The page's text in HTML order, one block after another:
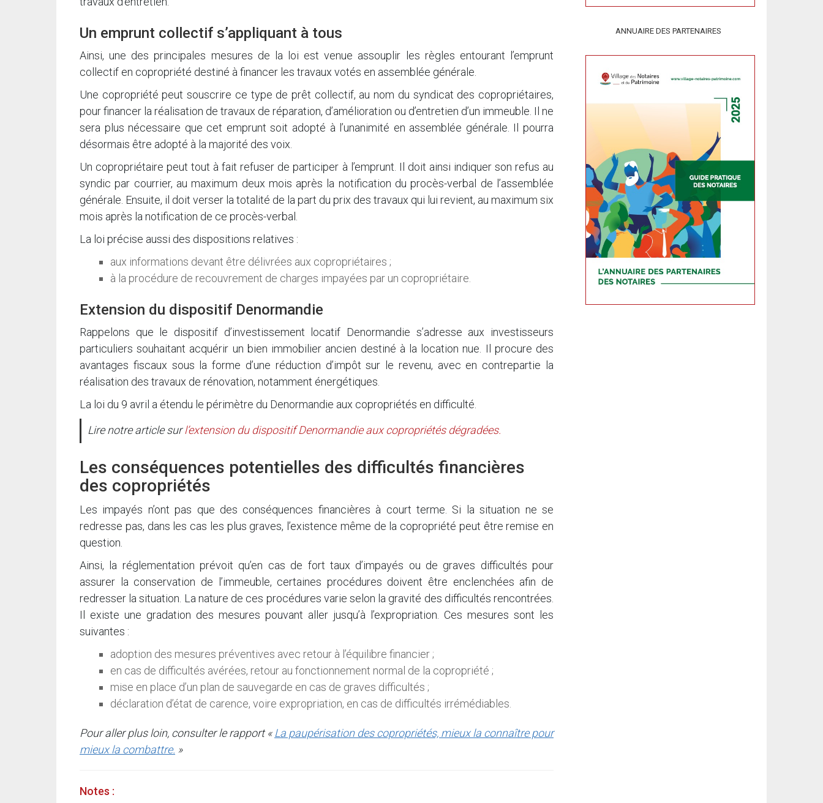
Un emprunt collectif s’appliquant à tous
Ainsi, une des principales mesures de la loi est venue assouplir les règles entourant l’emprunt
collectif en copropriété destiné à financer les travaux votés en assemblée générale.
Une copropriété peut souscrire ce type de prêt collectif, au nom du syndicat des copropriétaires,
pour financer la réalisation de travaux de réparation, d’amélioration ou d’entretien d’un immeuble. Il ne
sera plus nécessaire que cet emprunt soit adopté à l’unanimité en assemblée générale. Il pourra
désormais être adopté à la majorité des voix.
Un copropriétaire peut tout à fait refuser de participer à l’emprunt. Il doit ainsi indiquer son refus au
syndic par courrier, au maximum deux mois après la notification du procès-verbal de l’assemblée
générale. Ensuite, il doit verser la totalité de la part du prix des travaux qui lui revient, au maximum six
mois après la notification de ce procès-verbal.
La loi précise aussi des dispositions relatives :
aux informations devant être délivrées aux copropriétaires ;
à la procédure de recouvrement de charges impayées par un copropriétaire.
Extension du dispositif Denormandie
Rappelons que le dispositif d’investissement locatif Denormandie s’adresse aux investisseurs
particuliers souhaitant acquérir un bien immobilier ancien destiné à la location nue. Il procure des
avantages fiscaux sous la forme d’une réduction d’impôt sur le revenu, avec en contrepartie la
réalisation des travaux de rénovation, notamment énergétiques.
La loi du 9 avril a étendu le périmètre du Denormandie aux copropriétés en difficulté.
Lire notre article surl’extension du dispositif Denormandie aux copropriétés dégradées.
Les conséquences potentielles des difficultés financières
des copropriétés
Les impayés n’ont pas que des conséquences financières à court terme. Si la situation ne se
redresse pas, dans les cas les plus graves, l’existence même de la copropriété peut être remise en
question.
Ainsi, la réglementation prévoit qu’en cas de fort taux d’impayés ou de graves difficultés pour
assurer la conservation de l’immeuble, certaines procédures doivent être enclenchées afin de
redresser la situation. La nature de ces procédures varie selon la gravité des difficultés rencontrées.
Il existe une gradation des mesures pouvant aller jusqu’à l’expropriation. Ces mesures sont les
suivantes :
adoption des mesures préventives avec retour à l’équilibre financier ;
en cas de difficultés avérées, retour au fonctionnement normal de la copropriété ;
mise en place d’un plan de sauvegarde en cas de graves difficultés ;
déclaration d’état de carence, voire expropriation, en cas de difficultés irrémédiables.
Pour aller plus loin, consulter le rapport «La paupérisation des copropriétés, mieux la connaître pour
mieux la combattre. »
Notes :
ANNUAIRE DES PARTENAIRES